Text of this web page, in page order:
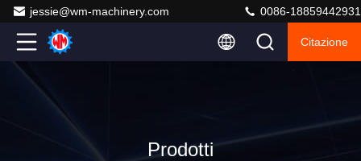
jessie@wm-machinery.com 0086-18859442931
Citazione
Prodotti